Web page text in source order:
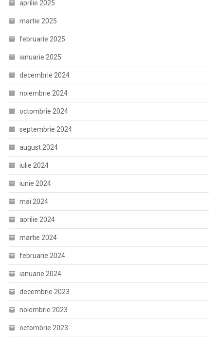
aprilie 2025
martie 2025
februarie 2025
ianuarie 2025
decembrie 2024
noiembrie 2024
octombrie 2024
septembrie 2024
august 2024
iulie 2024
iunie 2024
mai 2024
aprilie 2024
martie 2024
februarie 2024
ianuarie 2024
decembrie 2023
noiembrie 2023
octombrie 2023